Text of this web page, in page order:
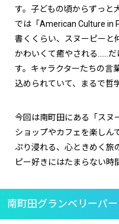
す。子どもの頃からずっと
では「American Culture in
書くくらい、スヌーピーと
かわいくて癒やされる……だ
す。キャラクターたちの言
込められていて、まるで哲
今回は南町田にある「スヌ
ショップやカフェを楽しん
ぷり浸れる、心ときめく
ピー好きにはたまらない時
南町田グランベリーパー